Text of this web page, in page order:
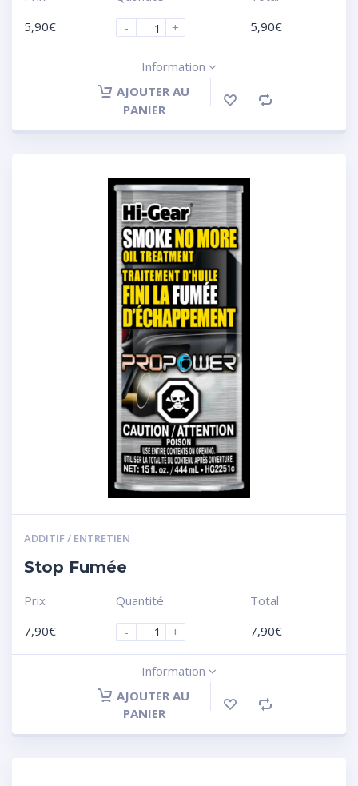
5,90€
-
+
5,90€
Information
AJOUTER AU
PANIER
ADDITIF / ENTRETIEN
Stop Fumée
Prix
7,90€
Quantité
-
+
Total
7,90€
Information
AJOUTER AU
PANIER